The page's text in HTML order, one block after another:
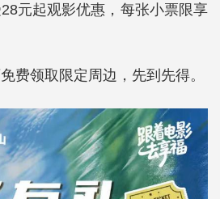
元起观影优惠，每张小票限享
费领取限定周边，先到先得。